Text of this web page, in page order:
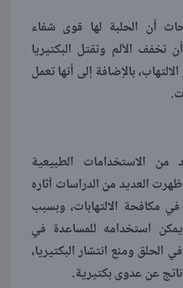
أن الحلبة لها قوى شفاء
تخفف الألم وتقتل البكتيريا
بالإضافة إلى أنها تعمل
الاستخدامات الطبيعية
العديد من الدراسات آثاره
في مكافحة الالتهابات، وبسبب
استخدامه للمساعدة في
ومنع انتشار البكتيريا،
ناتج عن عدوى بكتيرية.